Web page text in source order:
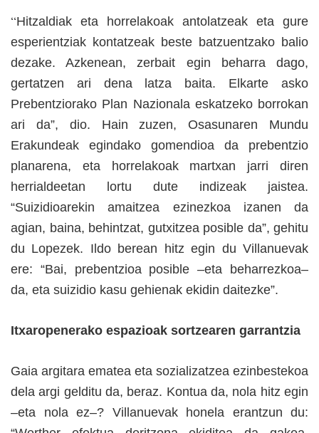
“Hitzaldiak eta horrelakoak antolatzeak eta gure
esperientziak kontatzeak beste batzuentzako balio
dezake. Azkenean, zerbait egin beharra dago,
gertatzen ari dena latza baita. Elkarte asko
Prebentziorako Plan Nazionala eskatzeko borrokan
ari da”, dio. Hain zuzen, Osasunaren Mundu
Erakundeak egindako gomendioa da prebentzio
planarena, eta horrelakoak martxan jarri diren
herrialdeetan lortu dute indizeak jaistea.
“Suizidioarekin amaitzea ezinezkoa izanen da
agian, baina, behintzat, gutxitzea posible da”, gehitu
du Lopezek. Ildo berean hitz egin du Villanuevak
ere: “Bai, prebentzioa posible –eta beharrezkoa–
da, eta suizidio kasu gehienak ekidin daitezke”.
Itxaropenerako espazioak sortzearen garrantzia
Gaia argitara ematea eta sozializatzea ezinbestekoa
dela argi gelditu da, beraz. Kontua da, nola hitz egin
–eta nola ez–? Villanuevak honela erantzun du: